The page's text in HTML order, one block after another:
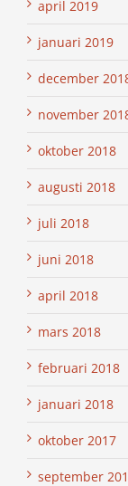
april 2019
januari 2019
december
november
oktober 2018
augusti 2018
juli 2018
juni 2018
april 2018
mars 2018
februari 2018
januari 2018
oktober 2017
september